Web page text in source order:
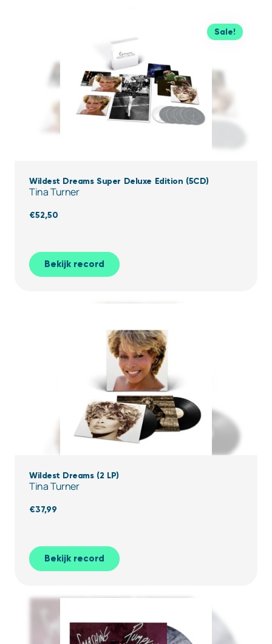
Sale!
Wildest Dreams Super Deluxe Edition (5CD)
Tina Turner
€52,50
Bekijk record
Wildest Dreams (2 LP)
Tina Turner
€37,99
Bekijk record